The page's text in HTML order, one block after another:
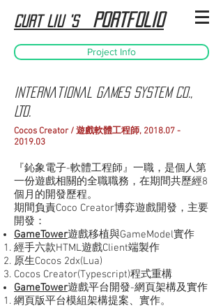
Curt Liu 's Portfolio
Project Info
International Games System CO.,
LTD.
Cocos Creator / 遊戲軟體工程師, 2018.07 -
2019.03
『鈊象電子-軟體工程師』一職，是個人第
一份遊戲相關的全職職務，在期間共歷經8
個月的開發歷程。
期間負責Coco Creator博弈遊戲開發，主要
開發：
GameTower遊戲移植與GameModel實作
經手六款HTML遊戲Client端製作
原生Cocos 2dx(Lua)
Cocos Creator(Typescript)程式重構
GameTower遊戲平台開發-網頁架構及實作
網頁版平台模組架構提案、實作。